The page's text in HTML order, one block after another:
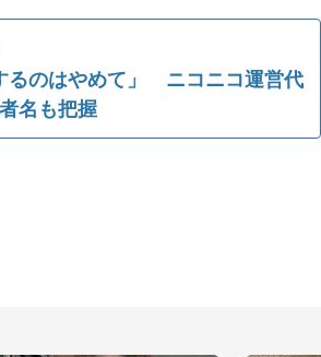
るのはやめて」 ニコニコ運営代
名も把握